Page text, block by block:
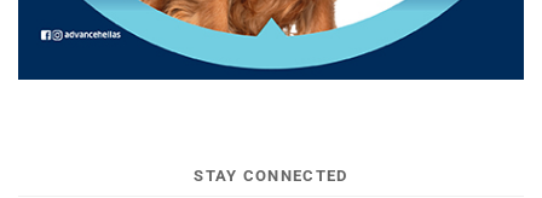
STAY CONNECTED